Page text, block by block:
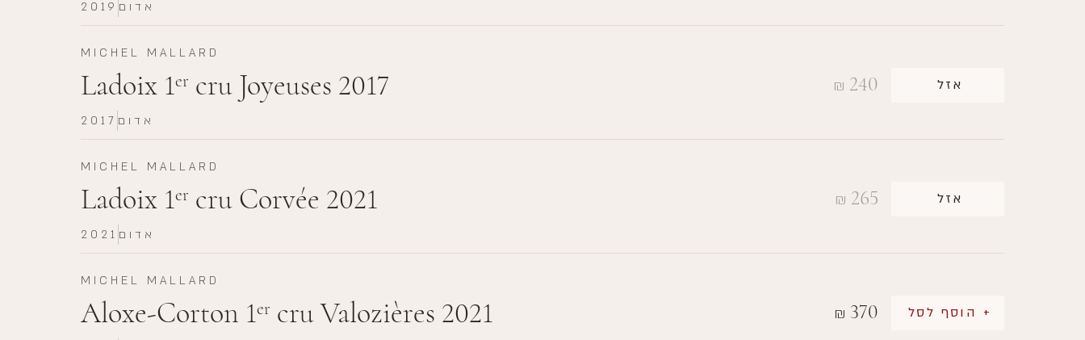
2019 אדום
MICHEL MALLARD
Ladoix 1er cru Joyeuses 2017 ₪ 240 אזל
2017 אדום
MICHEL MALLARD
Ladoix 1er cru Corvée 2021 ₪ 265 אזל
2021 אדום
MICHEL MALLARD
Aloxe-Corton 1er cru Valozières 2021 ₪ 370 + הוסף לסל